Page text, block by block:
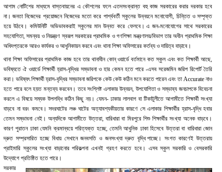
আগাম নোটিশের মাধ্যমে বাস্তবায়নের এ কৌশলের ফলে এতদসংক্রান্ত বহু কাজ সরকারের করার দরকার হবে
না। জনতা নিজেদের প্রয়োজনে নিজেদের মতো করে পার্শ্ববর্তী স্কুলের উন্নয়নে মনোযোগী, চিন্তিত ও সম্পৃক্ত
হয়ে উঠবে। কমিউনিটি অভিভাবকরাই স্কুলের মান উন্নত করে ফেলবে। এ জন-মনোযোগের সাথে সরকারের
সহযোগিতা, সমন্বয় ও নিয়ন্ত্রণ স্বরূপ সরকারের প্রাথমিক ও গণশিক্ষা মন্ত্রণালয়/বিভাগ তার অধীন প্রাথমিক শিক্ষা
অধিদপ্তরকে আরও কার্যকর ও আধুনিকায়ন করবে এবং থানা শিক্ষা অফিসারের কর্তব্য ও দায়িত্ব বাড়াবে।
থানা শিক্ষা অফিসারের প্রাথমিক কাজ হবে তার থানাধীন কোন্ ওয়ার্ডে বর্তমানে কত স্কুল এবং কত শিক্ষার্থী আছে,
ভবিষ্যতে ঐ ওয়ার্ডে শিক্ষার্থী হ্রাস-বৃদ্ধির সম্ভাবনা ও হার কেমন হতে পারে -এসব সরেজমিন জরিপ রিপোর্ট তৈরি
করা। ভবিষ্যৎ শিক্ষার্থী হ্রাস-বৃদ্ধির সম্ভাবনা জরিপকে কেউ কেউ কঠিন মনে করতে পারেন এবং তা Accurate নাও
হতে পারে বলে হয়ত মন্তব্য করবেন। তবে সংশ্লিষ্ট এলাকার উন্নয়ন, উপযোগিতা ও সম্ভাব্য জনচাপকে বিবেচনা
করলে এ বিষয়ে সম্যক উপলব্ধি কঠিন কিছু নয়। যেমন- ঢাকার লালবাগ বা টিকাটুলীতে আগামীতে শিক্ষার্থী সংখ্যা
বাড়বে না বরং কমবে। সদরঘাটের লঞ্চ ঘাটের অত্যাবশ্যকীয়তার কারণে সে এলাকার শিক্ষার্থীর হ্রাস-বৃদ্ধি হবার
তেমন সম্ভাবনা নেই। অন্যদিকে আগামীতে উত্তরা, বারিধারা বা মিরপুরে শিশু শিক্ষার্থীর সংখ্যা অনেক বাড়বে।
কারণ পুরাতন ঢাকা যেমনি ক্রমান্বয়ে পরিত্যক্ত হচ্ছে, তেমনি আধুনিক ঢাকা হিসেবে উত্তরা বা বারিধারা জোন
দ্রুত সম্প্রসারিত হচ্ছে বিধায় সেখানে জনবসতি ও জনসংখ্যা দ্রুত বৃদ্ধি পাচ্ছে। সংগত কারণেই উত্তরায়
প্রাইমারি স্কুলের সংখ্যা বাড়ানোর পরিকল্পনা এখনই গ্রহণ করতে হবে। এসব স্কুল সরকারি ও বেসরকারি
উদ্যোগে প্রতিষ্ঠিত হতে পারে।
সরকার